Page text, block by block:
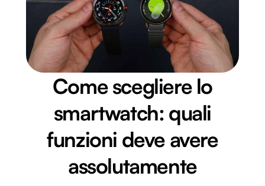
Come scegliere lo
smartwatch: quali
funzioni deve avere
assolutamente